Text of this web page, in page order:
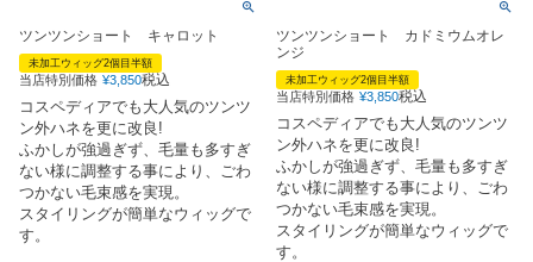
ツンツンショート キャロット
未加工ウィッグ2個目半額
当店特別価格 ¥3,850税込
コスペディアでも大人気のツンツ
ン外ハネを更に改良!
ふかしが強過ぎず、毛量も多すぎ
ない様に調整する事により、ごわ
つかない毛束感を実現。
スタイリングが簡単なウィッグで
す。
ツンツンショート カドミウムオレ
ンジ
未加工ウィッグ2個目半額
当店特別価格 ¥3,850税込
コスペディアでも大人気のツンツ
ン外ハネを更に改良!
ふかしが強過ぎず、毛量も多すぎ
ない様に調整する事により、ごわ
つかない毛束感を実現。
スタイリングが簡単なウィッグで
す。